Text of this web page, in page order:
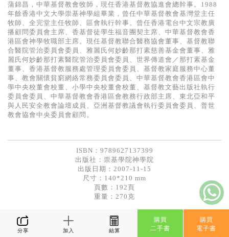
基道 Top 50
蒲錦昌，中華基督教會牧師，現任香港基督教協進會總幹事。1988
年餘香港中文大學崇基神學組畢業，曾任中華基督教會基灣堂主任
牧師、全完堂主任牧師、區會執行幹事。曾任香港電台中文宗教廣
播顧問委員會主席、香基督徒學生福音團契主席、中華基督教會香
港區會神學牧職部主席。現任基督教聯合醫務協會董事、基督教聯
合醫院管治委員會委員、雅麗氏何妙齡那打素慈善基金會董事、雅
麗氏何妙齡那打素醫院管治委員會委員、世界傳道會／那打素基金
董事、香港基督教服務處管理委員會委員、基督教家庭服務中心董
事、教會關懷貧窮網絡常務委員會委員、中華基督教會香港區會中
學中央校董會校董、小學中央校董會校董、基督教文藝出版社執行
委員會委員、中華基督教會香港區會教務行政部主席、東北亞和平
與人民安全教會論壇成員、亞洲基督教議會執行委員會委員、普世
教會協會中央委員會顧問。
ISBN：9789627137399
出版社： 崇基學院神學院
出版日期：2007-11-15
尺寸：140*210 mm
頁數：192頁
重量：270克
分享 加入 結算
購買
二手書
購買
電子書